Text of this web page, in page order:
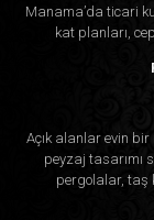
Manama’da ticari
kat planları,
Açık alanlar evin bir
peyzaj tasarımı
pergolalar, taş